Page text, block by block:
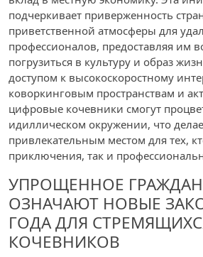
подчеркивает приверженность
приветственной атмосферы для
профессионалов, предоставляя им
погрузиться в культуру и образ
доступом к высокоскоростному
коворкинговым пространствам и
цифровые кочевники смогут
идиллическом окружении, что
привлекательным местом для тех,
приключения, так и
УПРОЩЕННОЕ
ОЗНАЧАЮТ НОВЫЕ
ГОДА ДЛЯ
КОЧЕВНИКОВ